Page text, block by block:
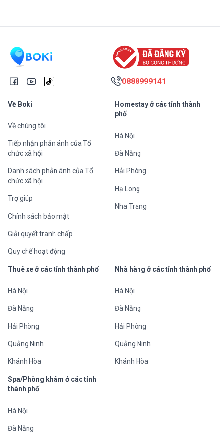
đình tham quan các làng nghề truyền thống, tổ chức dã
đặc sản tại các nhà hàng địa phương để có những trải
nghiệm ý nghĩa và đáng nhớ
0888999141
Về Boki
Về chúng tôi
Tiếp nhận phản ánh của Tổ
chức xã hội
Danh sách phản ánh của Tổ
chức xã hội
Trợ giúp
Chính sách bảo mật
Giải quyết tranh chấp
Quy chế hoạt động
Homestay ở các tỉnh thành
phố
Hà Nội
Đà Nẵng
Hải Phòng
Hạ Long
Nha Trang
Thuê xe ở các tỉnh thành phố
Hà Nội
Đà Nẵng
Hải Phòng
Quảng Ninh
Khánh Hòa
Nhà hàng ở các tỉnh thành phố
Hà Nội
Đà Nẵng
Hải Phòng
Quảng Ninh
Khánh Hòa
Spa/Phòng khám ở các tỉnh
thành phố
Hà Nội
Đà Nẵng